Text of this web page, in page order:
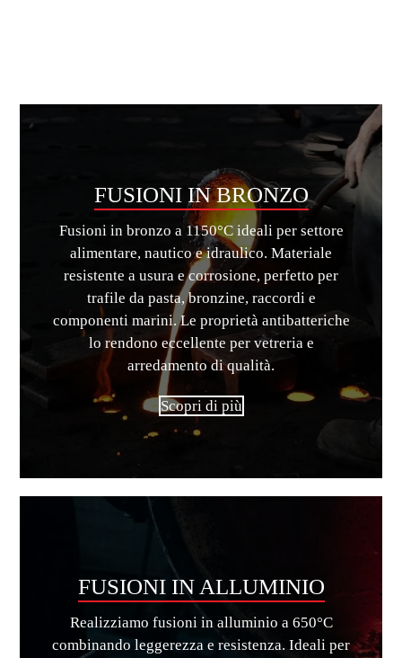
FUSIONI IN BRONZO
Fusioni in bronzo a 1150°C ideali per settore
alimentare, nautico e idraulico. Materiale
resistente a usura e corrosione, perfetto per
trafile da pasta, bronzine, raccordi e
componenti marini. Le proprietà antibatteriche
lo rendono eccellente per vetreria e
arredamento di qualità.
Scopri di più
FUSIONI IN ALLUMINIO
Realizziamo fusioni in alluminio a 650°C
combinando leggerezza e resistenza. Ideali per